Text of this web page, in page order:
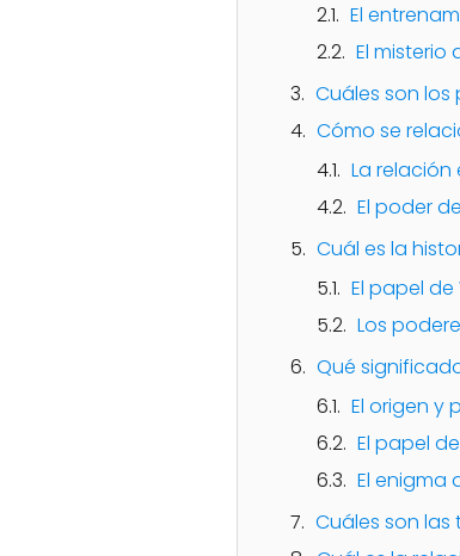
El
El misterio
Cuáles son los
Cómo se
La relación
El poder
Cuál es la
El papel de
Los
Qué
El origen y
El papel
El enigma
Cuáles son las